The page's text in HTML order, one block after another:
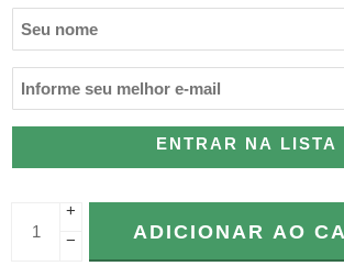
ENTRAR NA LISTA
+
−
ADICIONAR AO